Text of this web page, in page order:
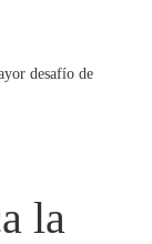
desafío de
la